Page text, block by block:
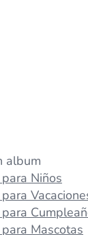
album
Niños
Mascotas